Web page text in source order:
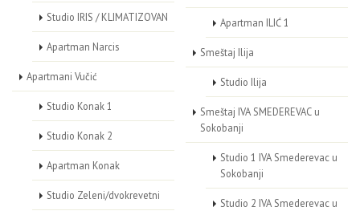
Studio IRIS / KLIMATIZOVAN
Apartman Narcis
Apartmani Vučić
Studio Konak 1
Studio Konak 2
Apartman Konak
Studio Zeleni/dvokrevetni
Apartman ILIĆ 1
Smeštaj Ilija
Studio Ilija
Smeštaj IVA SMEDEREVAC u
Sokobanji
Studio 1 IVA Smederevac u
Sokobanji
Studio 2 IVA Smederevac u